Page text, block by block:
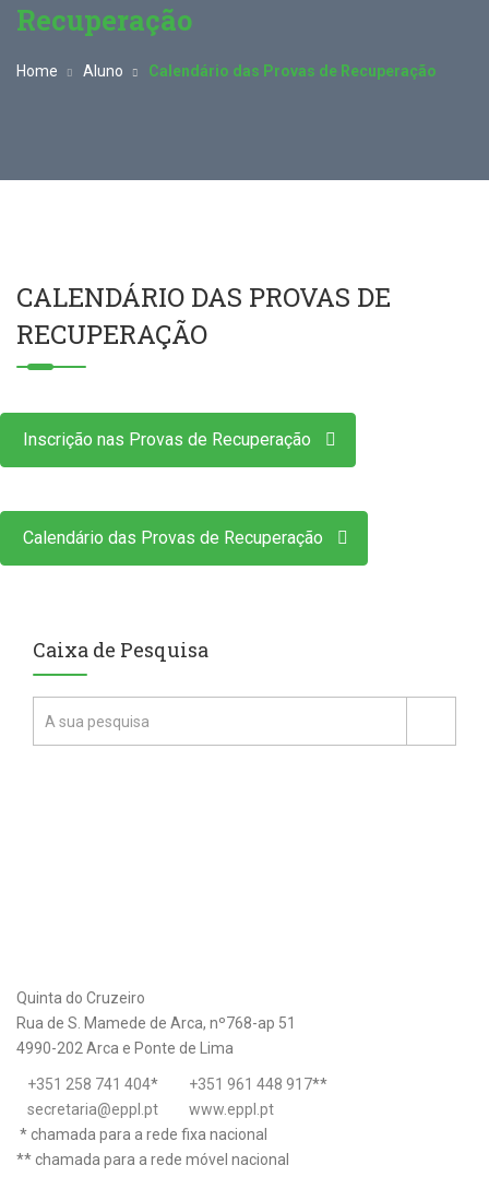
Recuperação
Home Aluno Calendário das Provas de Recuperação
CALENDÁRIO DAS PROVAS DE
RECUPERAÇÃO
Inscrição nas Provas de Recuperação
Calendário das Provas de Recuperação
Caixa de Pesquisa
Quinta do Cruzeiro
Rua de S. Mamede de Arca, nº768-ap 51
4990-202 Arca e Ponte de Lima
+351 258 741 404* +351 961 448 917**
secretaria@eppl.pt
www.eppl.pt
* chamada para a rede fixa nacional
** chamada para a rede móvel nacional